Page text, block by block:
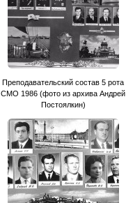
Преподавательский состав 5 рота
СМО 1986 (фото из архива Андрей
Постоялкин)